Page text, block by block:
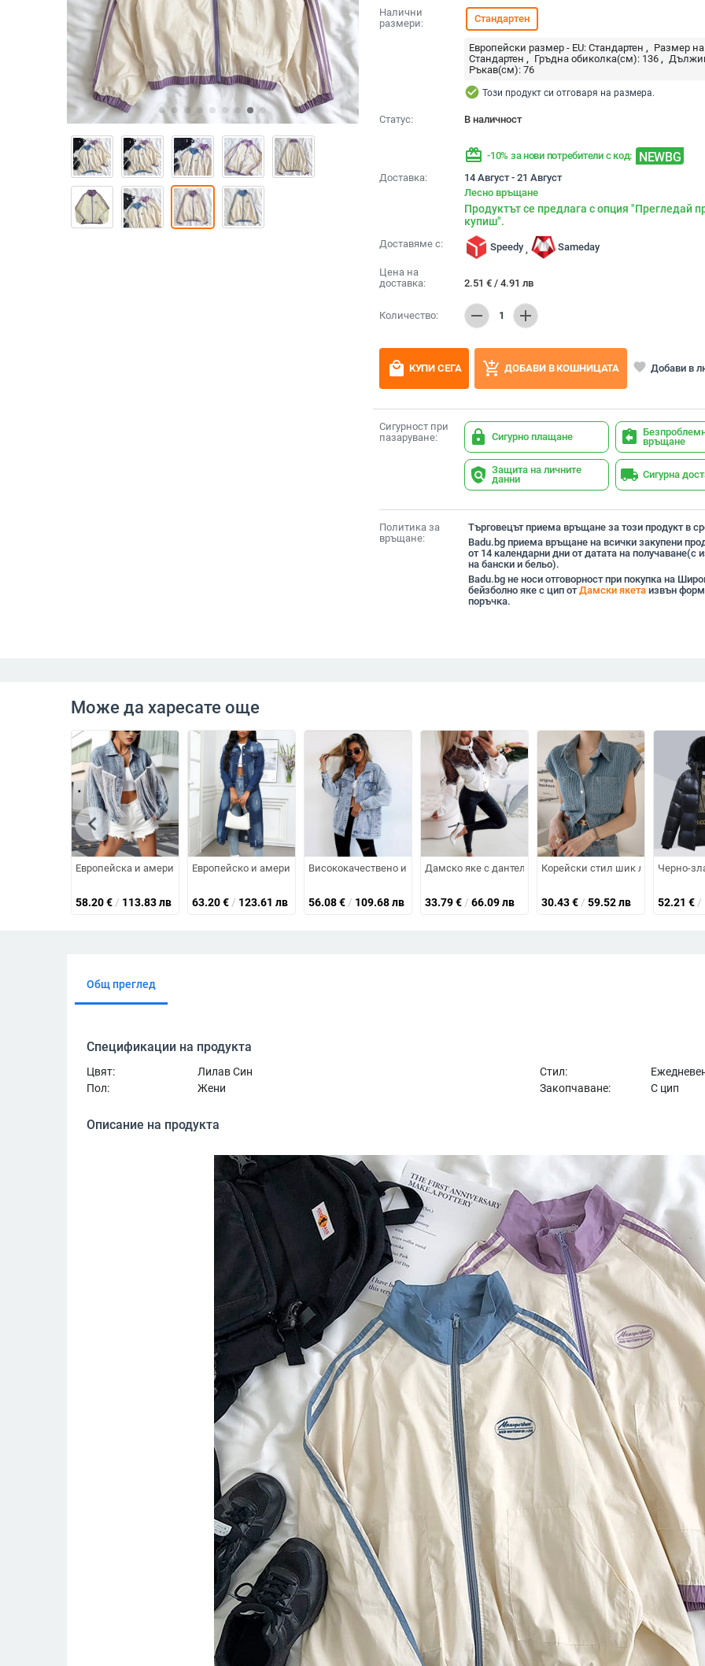
Налични
размери:
Стандартен
Европейски размер - EU: Стандартен
Размер на
Стандартен
Гръдна обиколка(см): 136
Ръкав(см): 76
check_circle Този продукт си отговаря на размера.
Статус: В наличност
redeem -10% за нови потребители с код: NEWBG
Доставка:
14 Август - 21 Август
Лесно връщане
Продуктът се предлага с опция "Прегледай
купиш".
Доставяме с: Speedy , Sameday
Цена на
доставка:
2.51 € / 4.91 лв
Количество: remove 1 add
local_mall КУПИ СЕГА add_shopping_cart ДОБАВИ В КОШНИЦАТА favorite Добави в
Сигурност при
пазаруване:
lock Сигурно плащане assignment_return връщане
policy Защита на личните
данни
local_shipping Сигурна
Политика за
връщане:
Търговецът приема връщане за този продукт в
Badu.bg приема връщане на всички закупени
от 14 календарни дни от датата на получаване(с
на бански и бельо).
Badu.bg не носи отговорност при покупка на
бейзболно яке с цип отДамски якетаизвън
поръчка.
Може да харесате още
Европейска и американска нова мода, тежка индустрия, шиене с пискюли, старо дънково палто, дамска мода, 18156
58.20€ / 113.83 лв
Европейско и американско дънково яке с ревери за жени, горещо продавано ново скъсано измито
63.20€ / 123.61 лв
Висококачествено и стилно дамско яке в европейски стил с уникален дизайн,
56.08€ / 109.68 лв
Дамско яке с дантела и цип отпред, модно и удобно
33.79€ / 66.09 лв
Корейски стил шик лято
30.43€ / 59.52 лв
Черно-
52.21 € /
chevron_left
Общ преглед
Спецификации на продукта
Цвят: Лилав Син Стил:
Пол:
Жени Закопчаване: С цип
Описание на продукта